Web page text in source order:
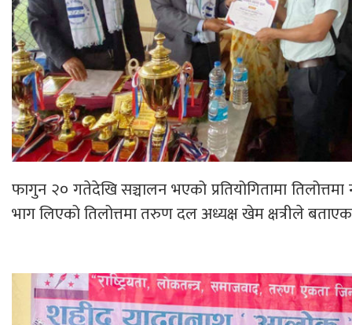
फागुन २० गतेदेखि सञ्चालन भएको प्रतियोगितामा
भाग लिएको तिलोत्तमा तरुण दल अध्यक्ष खेम क्षत्रीले